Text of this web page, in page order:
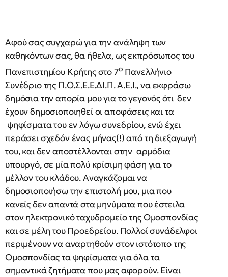
Αφού σας συγχαρώ για την ανάληψη των
καθηκόντων σας, θα ήθελα, ως εκπρόσωπος του
Πανεπιστημίου Κρήτης στο 7οΠανελλήνιο
Συνέδριο της Π.Ο.Σ.Ε.Ε.ΔΙ.Π. Α.Ε.Ι., να εκφράσω
δημόσια την απορία μου για το γεγονός ότι δεν
έχουν δημοσιοποιηθεί οι αποφάσεις και τα
ψηφίσματα του εν λόγω συνεδρίου, ενώ έχει
περάσει σχεδόν ένας μήνας(!) από τη διεξαγωγή
του, και δεν αποστέλλονται στην αρμόδια
υπουργό, σε μία πολύ κρίσιμη φάση για το
μέλλον του κλάδου. Αναγκάζομαι να
δημοσιοποιήσω την επιστολή μου, μια που
κανείς δεν απαντά στα μηνύματα που έστειλα
στον ηλεκτρονικό ταχυδρομείο της Ομοσπονδίας
και σε μέλη του Προεδρείου. Πολλοί συνάδελφοι
περιμένουν να αναρτηθούν στον ιστότοπο της
Ομοσπονδίας τα ψηφίσματα για όλα τα
σημαντικά ζητήματα που μας αφορούν. Είναι